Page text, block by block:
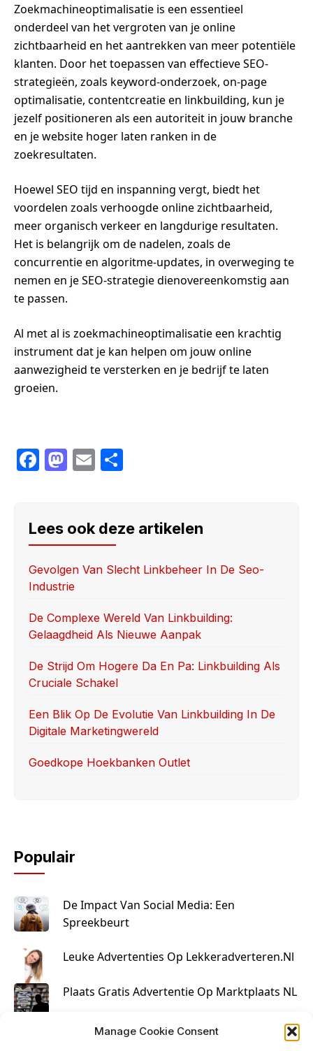
Manage Cookie Consent
Zoekmachineoptimalisatie is een essentieel
onderdeel van het vergroten van je online
zichtbaarheid en het aantrekken van meer potentiële
klanten. Door het toepassen van effectieve SEO-
strategieën, zoals keyword-onderzoek, on-page
optimalisatie, contentcreatie en linkbuilding, kun je
jezelf positioneren als een autoriteit in jouw branche
en je website hoger laten ranken in de
zoekresultaten.
Hoewel SEO tijd en inspanning vergt, biedt het
voordelen zoals verhoogde online zichtbaarheid,
meer organisch verkeer en langdurige resultaten.
Het is belangrijk om de nadelen, zoals de
concurrentie en algoritme-updates, in overweging te
nemen en je SEO-strategie dienovereenkomstig aan
te passen.
Al met al is zoekmachineoptimalisatie een krachtig
instrument dat je kan helpen om jouw online
aanwezigheid te versterken en je bedrijf te laten
groeien.
F
e
b
o
o
k
M
o
d
o
n
E
e
Lees ook deze artikelen
Gevolgen Van Slecht Linkbeheer In De Seo-
Industrie
De Complexe Wereld Van Linkbuilding:
Gelaagdheid Als Nieuwe Aanpak
De Strijd Om Hogere Da En Pa: Linkbuilding Als
Cruciale Schakel
Een Blik Op De Evolutie Van Linkbuilding In De
Digitale Marketingwereld
Goedkope Hoekbanken Outlet
Populair
De Impact Van Social Media: Een
Spreekbeurt
Leuke Advertenties Op Lekkeradverteren.nl
Plaats Gratis Advertentie Op Marktplaats NL
Kruisbestuiving Voor Succesvolle Marketing